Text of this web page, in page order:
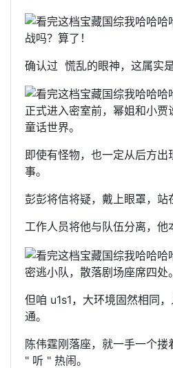
战吗？算了！
确认过 ‍ 慌乱的眼神，这属实
正式进入密室前，幂姐和小贾
童话世界。
即使有怪物，也一定从后方出
事。
彭彭将信将疑，戴上眼罩，站
工作人员将他与队伍分离，他
密逃小队，散落剧场座席四处。
但咱 u1s1，大环境固然相同
通。
陈伟霆刚落座，就一手一个
" 听 " 热闹。